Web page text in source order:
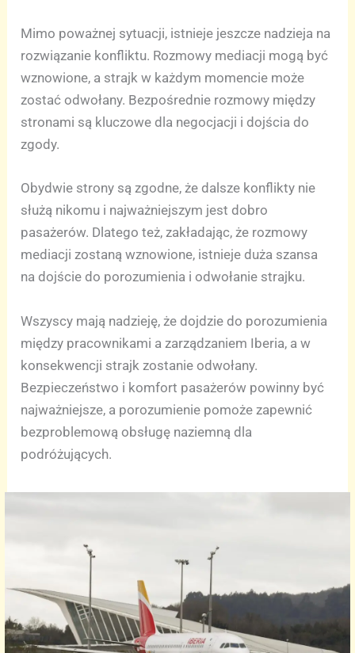
Mimo poważnej sytuacji, istnieje jeszcze nadzieja na
rozwiązanie konfliktu. Rozmowy mediacji mogą być
wznowione, a strajk w każdym momencie może
zostać odwołany. Bezpośrednie rozmowy między
stronami są kluczowe dla negocjacji i dojścia do
zgody.
Obydwie strony są zgodne, że dalsze konflikty nie
służą nikomu i najważniejszym jest dobro
pasażerów. Dlatego też, zakładając, że rozmowy
mediacji zostaną wznowione, istnieje duża szansa
na dojście do porozumienia i odwołanie strajku.
Wszyscy mają nadzieję, że dojdzie do porozumienia
między pracownikami a zarządzaniem Iberia, a w
konsekwencji strajk zostanie odwołany.
Bezpieczeństwo i komfort pasażerów powinny być
najważniejsze, a porozumienie pomoże zapewnić
bezproblemową obsługę naziemną dla
podróżujących.